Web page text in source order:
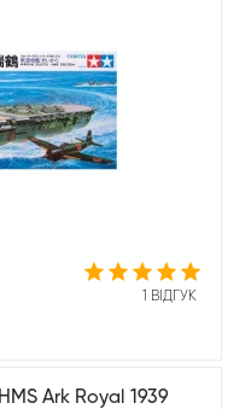
1 ВІДГУК
Ark Royal 1939